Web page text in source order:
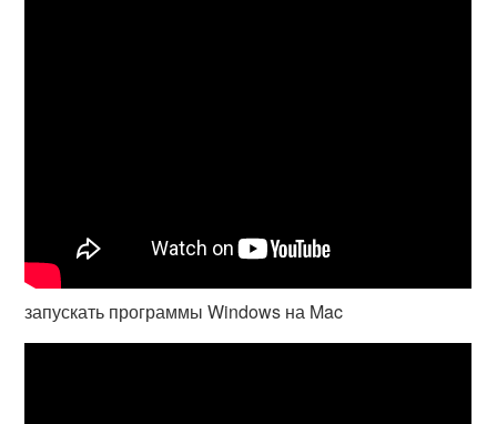
запускать программы Windows на Mac